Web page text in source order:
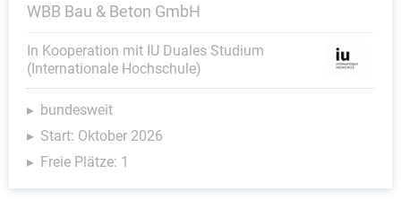
WBB Bau & Beton GmbH
In Kooperation mit IU Duales Studium
(Internationale Hochschule)
bundesweit
Start: Oktober 2026
Freie Plätze: 1